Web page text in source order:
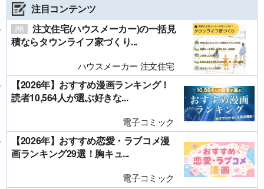
注目コンテンツ
注文住宅(ハウスメーカー)の一括見
積ならタウンライフ家づくり...
ハウスメーカー 注文住宅
【2026年】おすすめ漫画ランキング！
読者10,564人が選ぶ好きな...
電子コミック
【2026年】おすすめ恋愛・ラブコメ漫
画ランキング29選！胸キュ...
電子コミック